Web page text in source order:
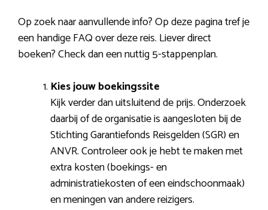
Op zoek naar aanvullende info? Op deze pagina tref je
een handige FAQ over deze reis. Liever direct
boeken? Check dan een nuttig 5-stappenplan.
Kies jouw boekingssite
Kijk verder dan uitsluitend de prijs. Onderzoek
daarbij of de organisatie is aangesloten bij de
Stichting Garantiefonds Reisgelden (SGR) en
ANVR. Controleer ook je hebt te maken met
extra kosten (boekings- en
administratiekosten of een eindschoonmaak)
en meningen van andere reizigers.